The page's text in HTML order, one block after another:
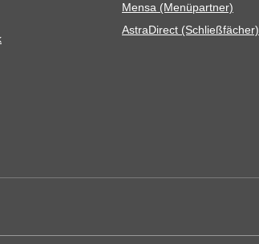
Mensa (Menü­part­ner)
Astra­Di­rect (Schließ­fä­cher)